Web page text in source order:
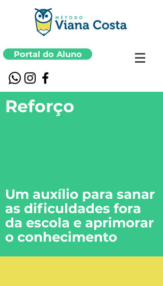
Portal do Aluno
Reforço
Um auxílio para sanar
as dificuldades fora
da escola e aprimorar
o conhecimento